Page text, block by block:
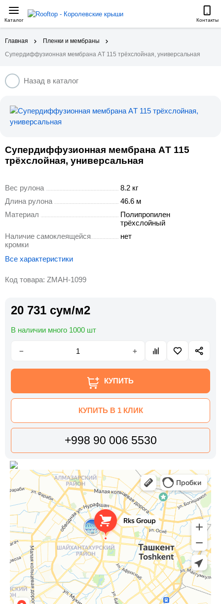
Каталог Контакты
Главная
Пленки и мембраны
Супердиффузионная мембрана АT 115 трёхслойная, универсальная
Назад в каталог
Супердиффузионная мембрана АT 115
трёхслойная, универсальная
Вес рулона
8.2 кг
Длина рулона
46.6 м
Материал
Полипропилен
трёхслойный
Наличие самоклеящейся
кромки
нет
Все характеристики
Код товара: ZMAH-1099
20 731 сум/м2
В наличии много 1000 шт
− +
КУПИТЬ
КУПИТЬ В 1 КЛИК
+998 90 006 5530